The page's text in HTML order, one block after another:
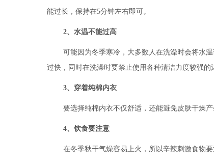
能过长，保持在5分钟左右即可。
2、水温不能过高
可能因为冬季寒冷，大多数人在洗澡时会将水
过快，同时在洗澡时要禁止使用各种清洁力度较强
3、穿着纯棉内衣
要选择纯棉内衣不仅舒适，还能避免皮肤干燥
4、饮食要注意
在冬季秋干气燥容易上火，所以辛辣刺激食物